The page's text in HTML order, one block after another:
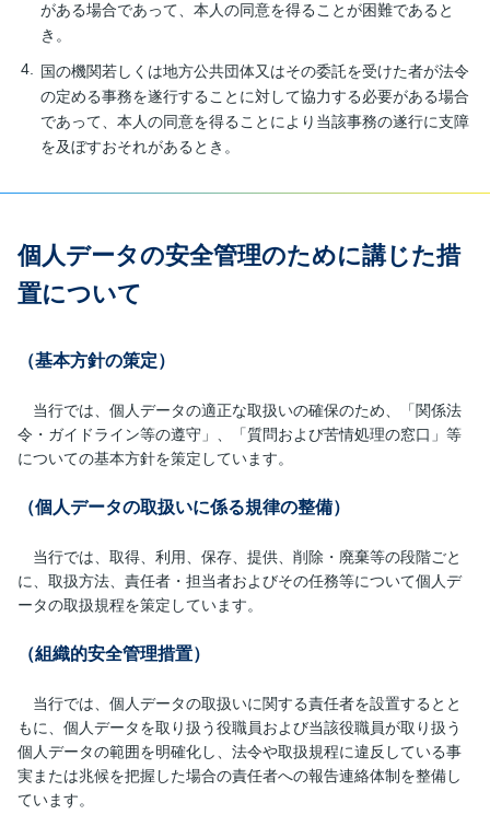
がある場合であって、本人の同意を得ることが困難であると
き。
国の機関若しくは地方公共団体又はその委託を受けた者が法令
の定める事務を遂行することに対して協力する必要がある場合
であって、本人の同意を得ることにより当該事務の遂行に支障
を及ぼすおそれがあるとき。
個人データの安全管理のために講じた措
置について
（基本方針の策定）
当行では、個人データの適正な取扱いの確保のため、「関係法
令・ガイドライン等の遵守」、「質問および苦情処理の窓口」等
についての基本方針を策定しています。
（個人データの取扱いに係る規律の整備）
当行では、取得、利用、保存、提供、削除・廃棄等の段階ごと
に、取扱方法、責任者・担当者およびその任務等について個人デ
ータの取扱規程を策定しています。
（組織的安全管理措置）
当行では、個人データの取扱いに関する責任者を設置するとと
もに、個人データを取り扱う役職員および当該役職員が取り扱う
個人データの範囲を明確化し、法令や取扱規程に違反している事
実または兆候を把握した場合の責任者への報告連絡体制を整備し
ています。